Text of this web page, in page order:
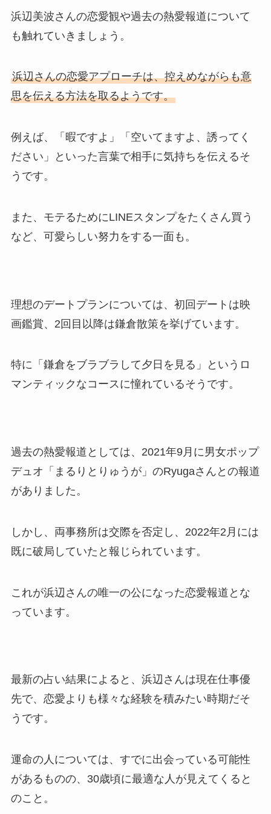
浜辺美波さんの恋愛観や過去の熱愛報道について
も触れていきましょう。
浜辺さんの恋愛アプローチは、控えめながらも意
思を伝える方法を取るようです。
例えば、「暇ですよ」「空いてますよ、誘ってく
ださい」といった言葉で相手に気持ちを伝えるそ
うです。
また、モテるためにLINEスタンプをたくさん買う
など、可愛らしい努力をする一面も。
理想のデートプランについては、初回デートは映
画鑑賞、2回目以降は鎌倉散策を挙げています。
特に「鎌倉をブラブラして夕日を見る」というロ
マンティックなコースに憧れているそうです。
過去の熱愛報道としては、2021年9月に男女ポップ
デュオ「まるりとりゅうが」のRyugaさんとの報道
がありました。
しかし、両事務所は交際を否定し、2022年2月には
既に破局していたと報じられています。
これが浜辺さんの唯一の公になった恋愛報道とな
っています。
最新の占い結果によると、浜辺さんは現在仕事優
先で、恋愛よりも様々な経験を積みたい時期だそ
うです。
運命の人については、すでに出会っている可能性
があるものの、30歳頃に最適な人が見えてくると
のこと。